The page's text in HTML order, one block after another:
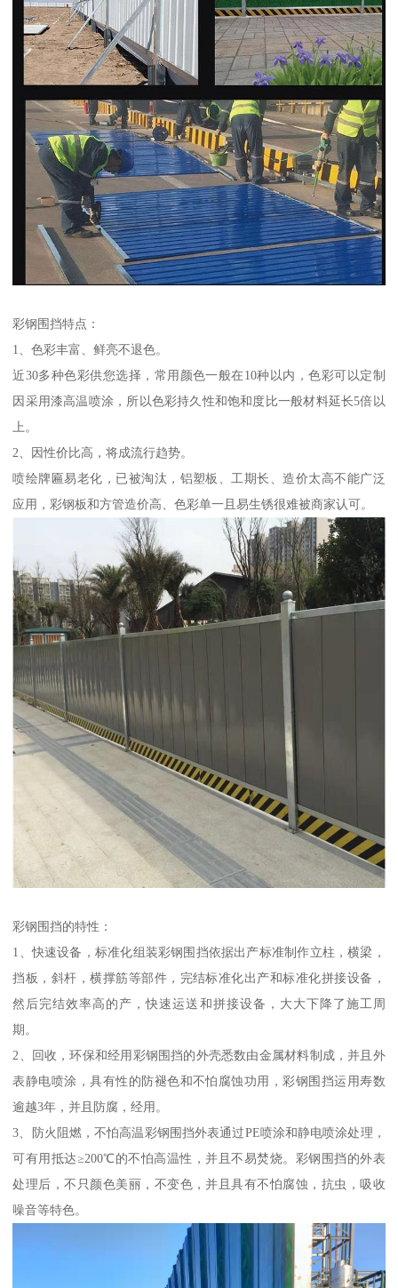
彩钢围挡特点：
1、色彩丰富、鲜亮不退色。
近30多种色彩供您选择，常用颜色一般在10种以内，色彩可以定制
因采用漆高温喷涂，所以色彩持久性和饱和度比一般材料延长5倍以
上。
2、因性价比高，将成流行趋势。
喷绘牌匾易老化，已被淘汰，铝塑板、工期长、造价太高不能广泛
应用，彩钢板和方管造价高、色彩单一且易生锈很难被商家认可。
彩钢围挡的特性：
1、快速设备，标准化组装彩钢围挡依据出产标准制作立柱，横梁，
挡板，斜杆，横撑筋等部件，完结标准化出产和标准化拼接设备，
然后完结效率高的产，快速运送和拼接设备，大大下降了施工周
期。
2、回收，环保和经用彩钢围挡的外壳悉数由金属材料制成，并且外
表静电喷涂，具有性的防褪色和不怕腐蚀功用，彩钢围挡运用寿数
逾越3年，并且防腐，经用。
3、防火阻燃，不怕高温彩钢围挡外表通过PE喷涂和静电喷涂处理，
可有用抵达≥200℃的不怕高温性，并且不易焚烧。彩钢围挡的外表
处理后，不只颜色美丽，不变色，并且具有不怕腐蚀，抗虫，吸收
噪音等特色。